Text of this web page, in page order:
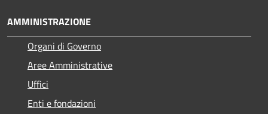
AMMINISTRAZIONE
Organi di Governo
Aree Amministrative
Uffici
Enti e fondazioni